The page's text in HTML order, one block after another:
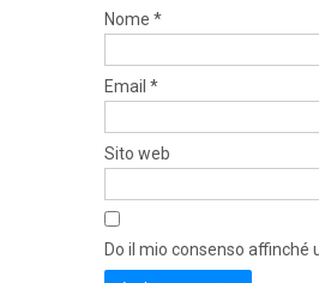
Nome *
Email *
Sito web
Do il mio consenso affinché